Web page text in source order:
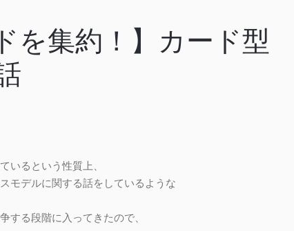
を集約！】カード型
いるという性質上、
モデルに関する話をしているような
する段階に入ってきたので、